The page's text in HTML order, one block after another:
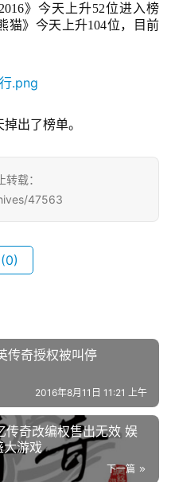
》今天上升52位进入榜
猫》今天上升104位，目前
掉出了榜单。
载：
47563
(0)
传奇授权被叫停
2016年8月11日 11:21 上午
传奇改编权售出无效 娱
大游戏
下一篇